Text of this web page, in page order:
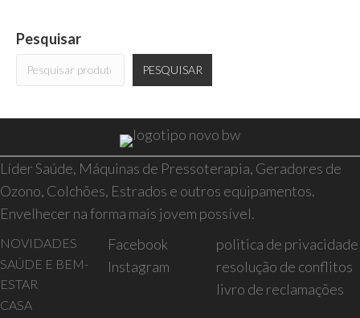
Pesquisar
PESQUISAR
Líder Saúde, Máquinas de Pressoterapia, Geradores de
Ozono, Colchões, Estrados e outros equipamentos.
Envelhecer na forma mais jovem possível.
NOVIDADES
SAÚDE E BEM-
ESTAR
CASA
Facebook
Instagram
politica de privacidade
resolução de conflitos
livro de reclamações